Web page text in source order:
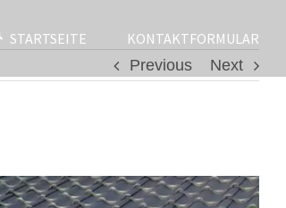
STARTSEITE
KONTAKTFORMULAR
Previous
Next